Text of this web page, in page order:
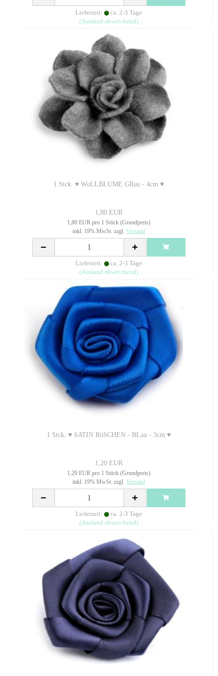
Lieferzeit:
ca. 2-3 Tage
(Ausland abweichend)
1 Stck. ♥ WoLLBLUME GRau - 4cm ♥
1,80 EUR
1,80 EUR pro 1 Stück (Grundpreis)
inkl. 19% MwSt. zzgl. Versand
Lieferzeit:
ca. 2-3 Tage
(Ausland abweichend)
1 Stck. ♥ SATIN RöSCHEN - BLau - 3cm ♥
1,20 EUR
1,20 EUR pro 1 Stück (Grundpreis)
inkl. 19% MwSt. zzgl. Versand
Lieferzeit:
ca. 2-3 Tage
(Ausland abweichend)